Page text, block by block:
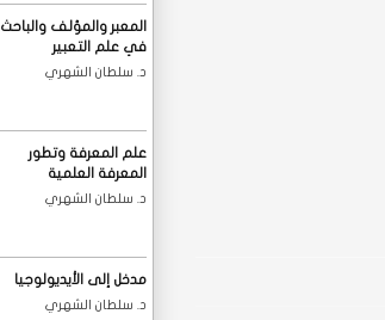
المعبر والمؤلف والباحث
في علم التعبير
د. سلطان الشهري
علم المعرفة وتطور
المعرفة العلمية
د. سلطان الشهري
مدخل إلى الأيديولوجيا
د. سلطان الشهري